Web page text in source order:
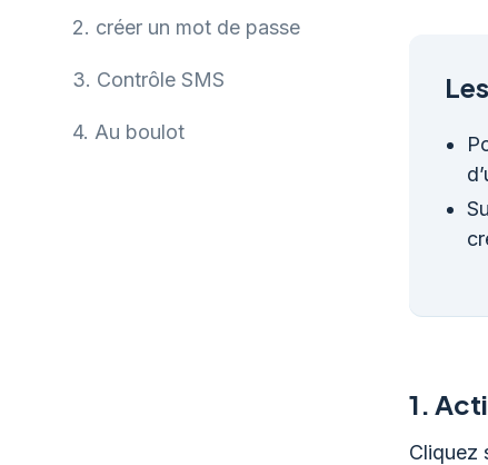
2. créer un mot de passe
3. Contrôle SMS
4. Au boulot
1.
Cliquez